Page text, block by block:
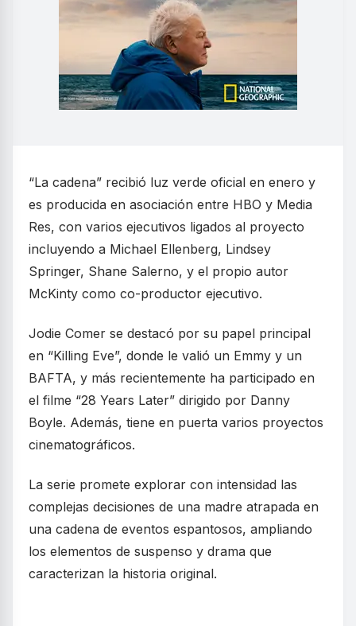
“La cadena” recibió luz verde oficial en enero y
es producida en asociación entre HBO y Media
Res, con varios ejecutivos ligados al proyecto
incluyendo a Michael Ellenberg, Lindsey
Springer, Shane Salerno, y el propio autor
McKinty como co-productor ejecutivo.
Jodie Comer se destacó por su papel principal
en “Killing Eve”, donde le valió un Emmy y un
BAFTA, y más recientemente ha participado en
el filme “28 Years Later” dirigido por Danny
Boyle. Además, tiene en puerta varios proyectos
cinematográficos.
La serie promete explorar con intensidad las
complejas decisiones de una madre atrapada en
una cadena de eventos espantosos, ampliando
los elementos de suspenso y drama que
caracterizan la historia original.